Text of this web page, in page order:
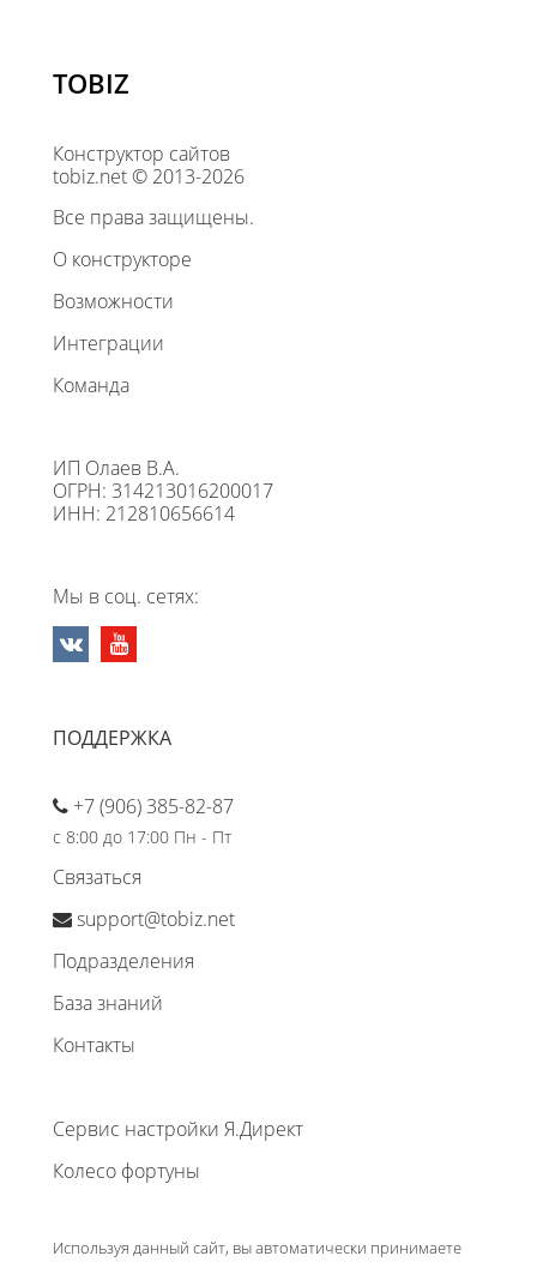
TOBIZ
Конструктор сайтов
tobiz.net © 2013-2026
Все права защищены.
О конструкторе
Возможности
Интеграции
Команда
ИП Олаев В.А.
ОГРН: 314213016200017
ИНН: 212810656614
Мы в соц. сетях:
ПОДДЕРЖКА
+7 (906) 385-82-87
с 8:00 до 17:00 Пн - Пт
Связаться
support@tobiz.net
Подразделения
База знаний
Контакты
Сервис настройки Я.Директ
Колесо фортуны
Используя данный сайт, вы автоматически принимаете